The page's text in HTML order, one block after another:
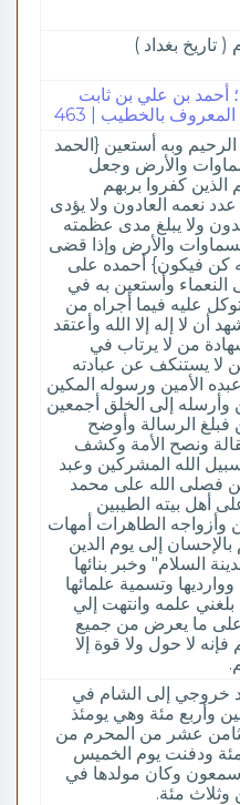
( تاريخ بغداد )
أحمد بن علي بن ثابت
بالخطيب | 463
وبه أستعين {الحمد
والأرض وجعل
الذين كفروا بربهم
نعمه العادون ولا يؤدى
ولا يبلغ مدى عظمته
والأرض وإذا قضى
كن فيكون} أحمده على
النعماء وأستعين به في
عليه فيما أجراه من
أن لا إله إلا الله وأعتقد
من لا يرتاب في
لا يستنكف عن عبادته
الأمين ورسوله المكين
وأرسله إلى الخلق أجمعين
الرسالة وأوضح
ونصح الأمة وكشف
الله المشركين وعبد
فصلى الله على محمد
أهل بيته الطيبين
وأزواجه الطاهرات أمهات
بالإحسان إلى يوم الدين
السلام" وخبر بنائها
ووارديها وتسمية علمائها
علمه وانتهت إلي
على ما يعرض من جميع
فإنه لا حول ولا قوة إلا
خروجي إلى الشام في
وأربع مئة وهي يومئذ
عشر من المحرم من
ودفنت يوم الخميس
سمعون وكان مولدها في
مئة.